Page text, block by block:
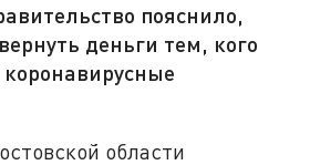
пояснило,
деньги тем, кого
области